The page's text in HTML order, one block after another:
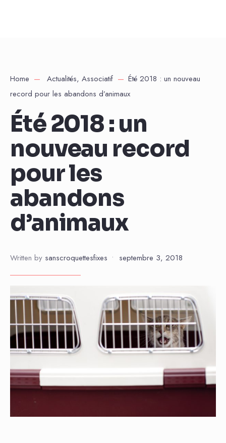
Home Actualités, Associatif
Été 2018 : un nouveau
record pour les abandons d’animaux
Été 2018 : un
nouveau record
pour les
abandons
d’animaux
Written by sanscroquettesfixes • septembre 3, 2018